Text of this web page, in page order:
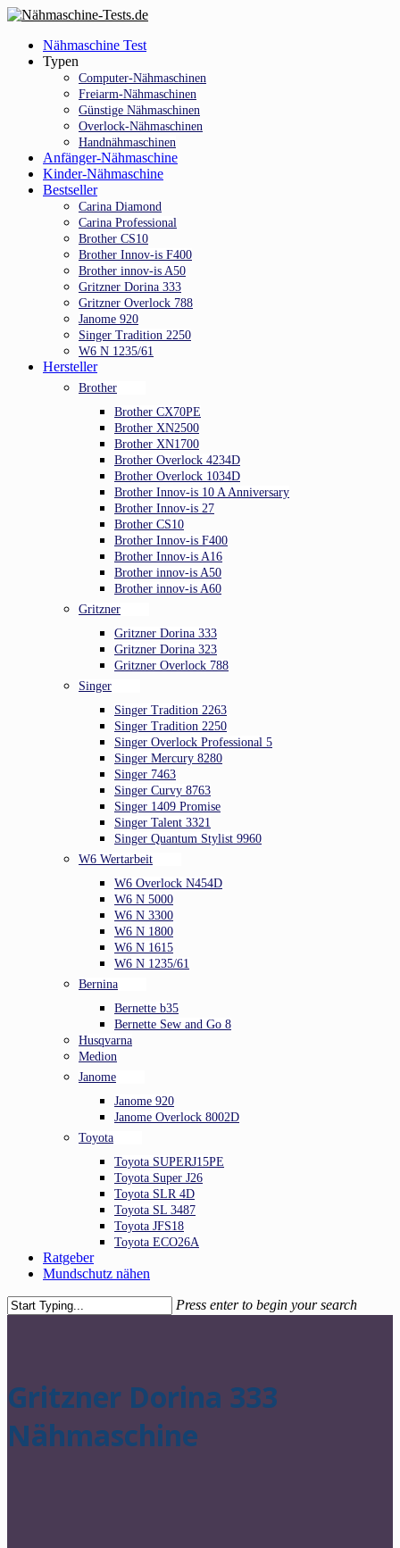
Skip
main
content
Menu
Nähmaschine Test
Typen
Computer-Nähmaschinen
Freiarm-Nähmaschinen
Günstige Nähmaschinen
Overlock-Nähmaschinen
Handnähmaschinen
Anfänger-Nähmaschine
Kinder-Nähmaschine
Bestseller
Carina Diamond
Carina Professional
Brother CS10
Brother Innov-is F400
Brother innov-is A50
Gritzner Dorina 333
Gritzner Overlock 788
Janome 920
Singer Tradition 2250
W6 N 1235/61
Hersteller
Brother
Brother CX70PE
Brother XN2500
Brother XN1700
Brother Overlock 4234D
Brother Overlock 1034D
Brother Innov-is 10 A Anniversary
Brother Innov-is 27
Brother CS10
Brother Innov-is F400
Brother Innov-is A16
Brother innov-is A50
Brother innov-is A60
Gritzner
Gritzner Dorina 333
Gritzner Dorina 323
Gritzner Overlock 788
Singer
Singer Tradition 2263
Singer Tradition 2250
Singer Overlock Professional 5
Singer Mercury 8280
Singer 7463
Singer Curvy 8763
Singer 1409 Promise
Singer Talent 3321
Singer Quantum Stylist 9960
W6 Wertarbeit
W6 Overlock N454D
W6 N 5000
W6 N 3300
W6 N 1800
W6 N 1615
W6 N 1235/61
Bernina
Bernette b35
Bernette Sew and Go 8
Husqvarna
Medion
Janome
Janome 920
Janome Overlock 8002D
Toyota
Toyota SUPERJ15PE
Toyota Super J26
Toyota SLR 4D
Toyota SL 3487
Toyota JFS18
Toyota ECO26A
Ratgeber
Mundschutz nähen
Press enter to begin your search
Gritzner Dorina 333
Nähmaschine